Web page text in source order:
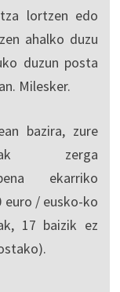
lortzen edo
ahalko duzu
duzun posta
Milesker.
bazira, zure
zerga
ekarriko
euro / eusko-ko
17 baizik ez